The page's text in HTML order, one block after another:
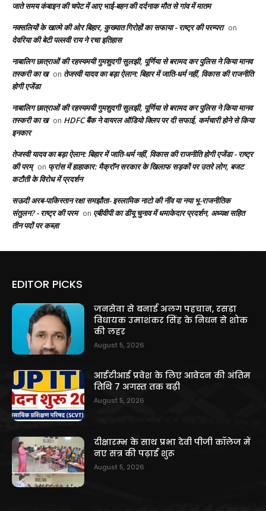
जाते समय कंबाइन की चपेट में आए भाई-बहन की दर्दनाक मौत से गांव में मातम
नक्सलियों के खात्मे की ओर बिहार, कुख्यात गिरोहों का सफाया - राष्ट्र की परम्परा on
देवरिया की बेटी पल्लवी राय ने रचा इतिहास
नाबालिग छात्राओं की रहस्यमयी गुमशुदगी सुलझी, पूर्णिया से बरामद कर पुलिस ने किया मानव
तस्करी का ख on तेजस्वी यादव का बड़ा ऐलान: बिहार में जाति-धर्म नहीं, विकास की राजनीति
होगी एजेंडा
नाबालिग छात्राओं की रहस्यमयी गुमशुदगी सुलझी, पूर्णिया से बरामद कर पुलिस ने किया मानव
तस्करी का ख on HDFC बैंक ने वायरल ऑडियो क्लिप पर दी सफाई, कर्मचारी होने से किया
इनकार
तेजस्वी यादव का बड़ा ऐलान: बिहार में जाति-धर्म नहीं, विकास की राजनीति होगी एजेंडा - राष्ट्र
की परम् on फ्रांस में हाहाकार: मैक्रॉन सरकार के खिलाफ सड़कों पर उतरे लोग, बजट
कटौती के विरोध में प्रदर्शन
सऊदी अरब-पाकिस्तान रक्षा समझौता- इस्लामिक नाटो की नींव या नया भू-राजनीतिक
संतुलन? - राष्ट्र की परम on एबीवीपी का डीयू चुनाव में धमाकेदार प्रदर्शन, अध्यक्ष सहित
तीन पदों पर कब्ज़ा
EDITOR PICKS
जनसेवा से बनाई अलग पहचान, रसड़ा
विधायक उमाशंकर सिंह के निधन से शोक
की लहर
August 5, 2026
आईटीआई प्रवेश के लिए आवेदन की अंतिम
तिथि 7 अगस्त तक बढ़ी
August 5, 2026
दीक्षारम्भ के साथ प्रभा देवी पीजी कॉलेज में
नए सत्र की पढ़ाई शुरू
August 5, 2026